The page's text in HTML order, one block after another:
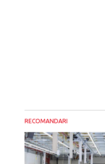
RECOMANDARI